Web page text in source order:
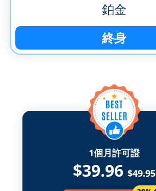
鉑金
終身
1個月許可證
$39.96 $49.95